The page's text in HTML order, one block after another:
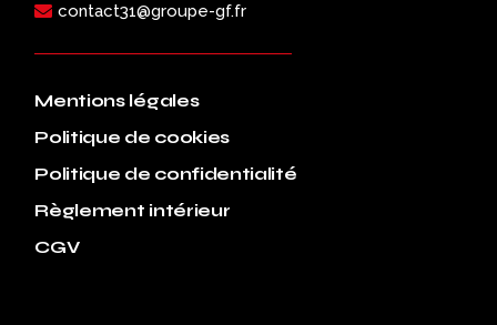
contact31@groupe-gf.fr
Mentions légales
Politique de cookies
Politique de confidentialité
Règlement intérieur
CGV